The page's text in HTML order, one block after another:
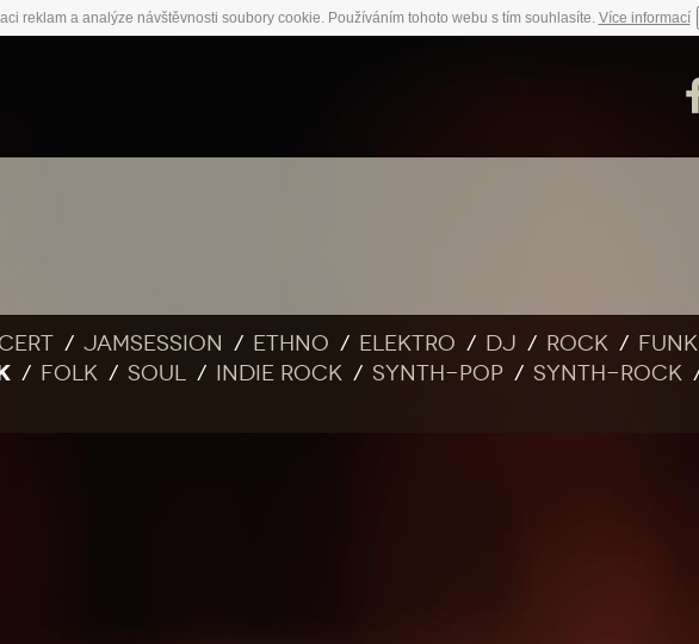
reklam a analýze návštěvnosti soubory cookie. Používáním tohoto webu s tím souhlasíte. Více informací
Jamsession Ethno Elektro DJ Rock Funk
Folk Soul Indie rock Synth-pop Synth-rock